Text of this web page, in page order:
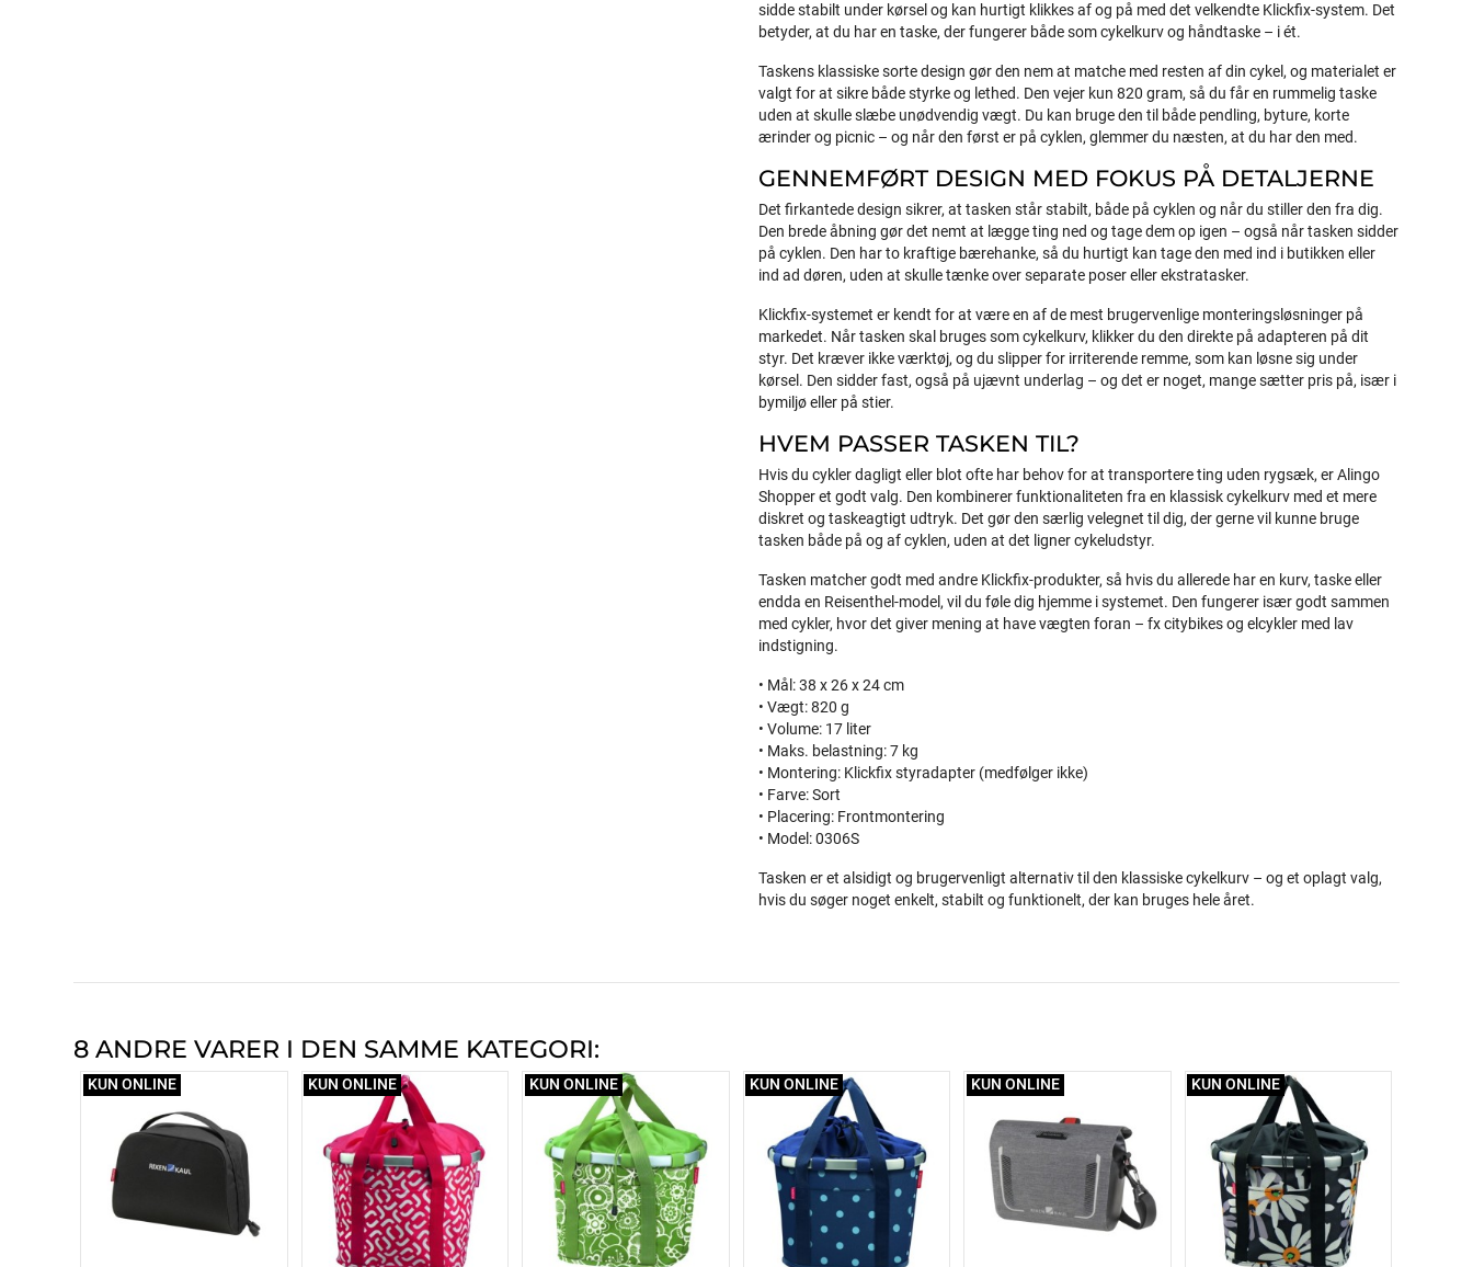
sidde stabilt under kørsel og kan hurtigt klikkes af og på med det velkendte Klickfix-system. Det
betyder, at du har en taske, der fungerer både som cykelkurv og håndtaske – i ét.
Taskens klassiske sorte design gør den nem at matche med resten af din cykel, og materialet er
valgt for at sikre både styrke og lethed. Den vejer kun 820 gram, så du får en rummelig taske
uden at skulle slæbe unødvendig vægt. Du kan bruge den til både pendling, byture, korte
ærinder og picnic – og når den først er på cyklen, glemmer du næsten, at du har den med.
GENNEMFØRT DESIGN MED FOKUS PÅ DETALJERNE
Det firkantede design sikrer, at tasken står stabilt, både på cyklen og når du stiller den fra dig.
Den brede åbning gør det nemt at lægge ting ned og tage dem op igen – også når tasken sidder
på cyklen. Den har to kraftige bærehanke, så du hurtigt kan tage den med ind i butikken eller
ind ad døren, uden at skulle tænke over separate poser eller ekstratasker.
Klickfix-systemet er kendt for at være en af de mest brugervenlige monteringsløsninger på
markedet. Når tasken skal bruges som cykelkurv, klikker du den direkte på adapteren på dit
styr. Det kræver ikke værktøj, og du slipper for irriterende remme, som kan løsne sig under
kørsel. Den sidder fast, også på ujævnt underlag – og det er noget, mange sætter pris på, især i
bymiljø eller på stier.
HVEM PASSER TASKEN TIL?
Hvis du cykler dagligt eller blot ofte har behov for at transportere ting uden rygsæk, er Alingo
Shopper et godt valg. Den kombinerer funktionaliteten fra en klassisk cykelkurv med et mere
diskret og taskeagtigt udtryk. Det gør den særlig velegnet til dig, der gerne vil kunne bruge
tasken både på og af cyklen, uden at det ligner cykeludstyr.
Tasken matcher godt med andre Klickfix-produkter, så hvis du allerede har en kurv, taske eller
endda en Reisenthel-model, vil du føle dig hjemme i systemet. Den fungerer især godt sammen
med cykler, hvor det giver mening at have vægten foran – fx citybikes og elcykler med lav
indstigning.
• Mål: 38 x 26 x 24 cm
• Vægt: 820 g
• Volume: 17 liter
• Maks. belastning: 7 kg
• Montering: Klickfix styradapter (medfølger ikke)
• Farve: Sort
• Placering: Frontmontering
• Model: 0306S
Tasken er et alsidigt og brugervenligt alternativ til den klassiske cykelkurv – og et oplagt valg,
hvis du søger noget enkelt, stabilt og funktionelt, der kan bruges hele året.
8 ANDRE VARER I DEN SAMME KATEGORI:
KUN ONLINE KUN ONLINE KUN ONLINE KUN ONLINE KUN ONLINE KUN ONLINE